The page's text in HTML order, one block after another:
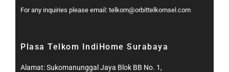
For any inquiries please email: telkom@orbittelkomsel.com
Plasa Telkom IndiHome Surabaya
Alamat: Sukomanunggal Jaya Blok BB No. 1,